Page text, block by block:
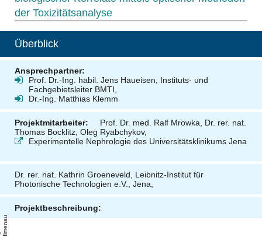
der Toxizitätsanalyse
Überblick
Ansprechpartner:
Prof. Dr.-Ing. habil. Jens Haueisen, Instituts- und
Fachgebietsleiter BMTI,
Dr.-Ing. Matthias Klemm
Projektmitarbeiter: Prof. Dr. med. Ralf Mrowka, Dr. rer. nat.
Thomas Bocklitz, Oleg Ryabchykov,
Experimentelle Nephrologie des Universitätsklinikums Jena
Dr. rer. nat. Kathrin Groeneveld, Leibnitz-Institut für
Photonische Technologien e.V., Jena,
Projektbeschreibung:
u